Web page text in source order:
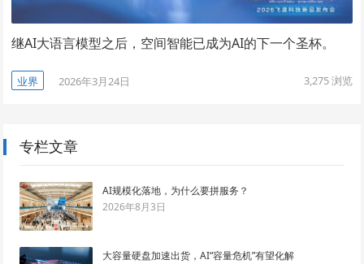
继AI大语言模型之后，空间智能已成为AI的下一个圣杯。
业界 2026年3月24日 3,275浏览
专栏文章
AI规模化落地，为什么要拼服务？
2026年8月3日
大容量硬盘加速出货，AI“容量危机”有望化解